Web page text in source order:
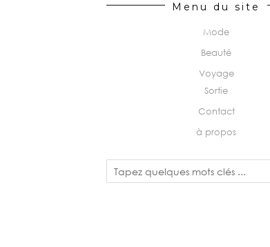
Menu du site
Mode
Beauté
Voyage
Sortie
Contact
à propos